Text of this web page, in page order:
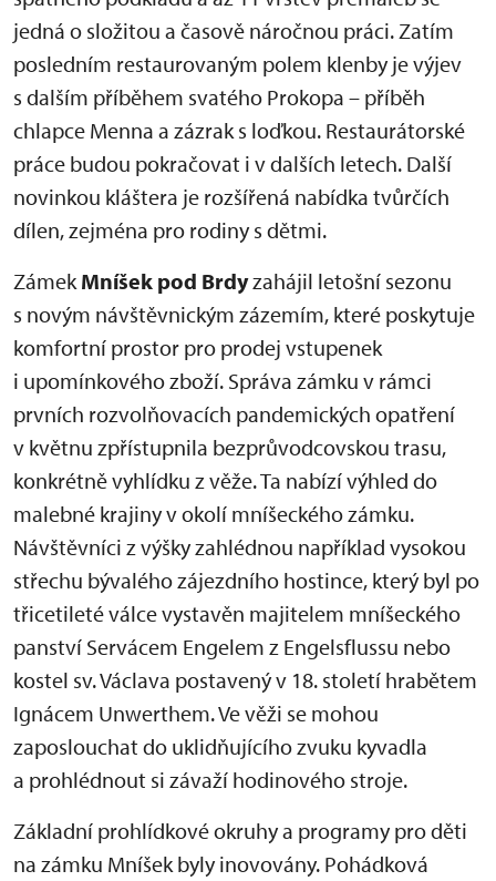
jedná o složitou a časově náročnou práci. Zatím
posledním restaurovaným polem klenby je výjev
s dalším příběhem svatého Prokopa – příběh
chlapce Menna a zázrak s loďkou. Restaurátorské
práce budou pokračovat i v dalších letech. Další
novinkou kláštera je rozšířená nabídka tvůrčích
dílen, zejména pro rodiny s dětmi.
ZámekMníšek pod Brdyzahájil letošní sezonu
s novým návštěvnickým zázemím, které poskytuje
komfortní prostor pro prodej vstupenek
i upomínkového zboží. Správa zámku v rámci
prvních rozvolňovacích pandemických opatření
v květnu zpřístupnila bezprůvodcovskou trasu,
konkrétně vyhlídku z věže. Ta nabízí výhled do
malebné krajiny v okolí mníšeckého zámku.
Návštěvníci z výšky zahlédnou například vysokou
střechu bývalého zájezdního hostince, který byl po
třicetileté válce vystavěn majitelem mníšeckého
panství Servácem Engelem z Engelsflussu nebo
kostel sv. Václava postavený v 18. století hrabětem
Ignácem Unwerthem. Ve věži se mohou
zaposlouchat do uklidňujícího zvuku kyvadla
a prohlédnout si závaží hodinového stroje.
Základní prohlídkové okruhy a programy pro děti
na zámku Mníšek byly inovovány. Pohádková